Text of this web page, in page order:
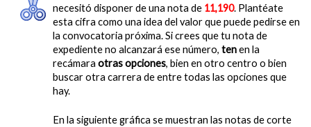
necesitó disponer de una nota de 11,190. Plantéate
esta cifra como una idea del valor que puede pedirse en
la convocatoria próxima. Si crees que tu nota de
expediente no alcanzará ese número, tenen la
recámara otras opciones, bien en otro centro o bien
buscar otra carrera de entre todas las opciones que
hay.
En la siguiente gráfica se muestran las notas de corte